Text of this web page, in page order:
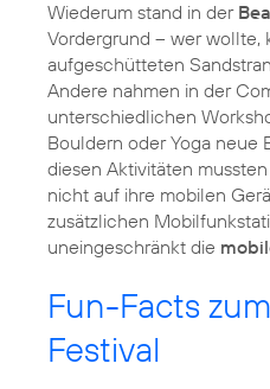
Wiederum stand in der
Vordergrund – wer wollte,
aufgeschütteten
Andere nahmen in der
unterschiedlichen
Bouldern oder Yoga neue
diesen Aktivitäten
nicht auf ihre mobilen
zusätzlichen
uneingeschränkt die
Fun-Facts
Festival